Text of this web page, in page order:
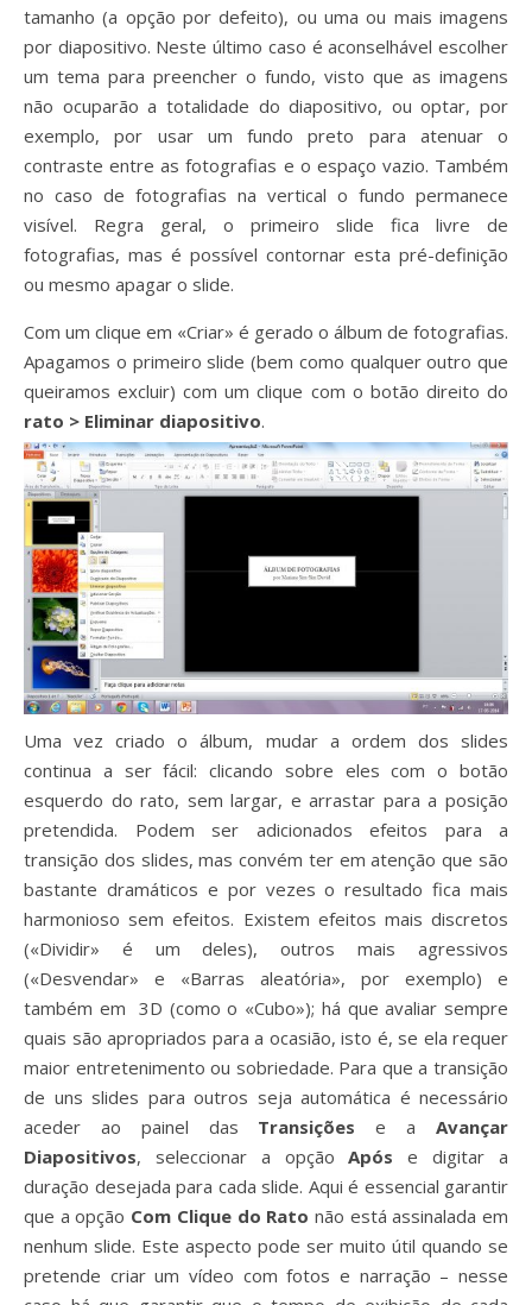
tamanho (a opção por defeito), ou uma ou mais imagens
por diapositivo. Neste último caso é aconselhável escolher
um tema para preencher o fundo, visto que as imagens
não ocuparão a totalidade do diapositivo, ou optar, por
exemplo, por usar um fundo preto para atenuar o
contraste entre as fotografias e o espaço vazio. Também
no caso de fotografias na vertical o fundo permanece
visível. Regra geral, o primeiro slide fica livre de
fotografias, mas é possível contornar esta pré-definição
ou mesmo apagar o slide.
Com um clique em «Criar» é gerado o álbum de fotografias.
Apagamos o primeiro slide (bem como qualquer outro que
queiramos excluir) com um clique com o botão direito do
rato > Eliminar diapositivo.
Uma vez criado o álbum, mudar a ordem dos slides
continua a ser fácil: clicando sobre eles com o botão
esquerdo do rato, sem largar, e arrastar para a posição
pretendida. Podem ser adicionados efeitos para a
transição dos slides, mas convém ter em atenção que são
bastante dramáticos e por vezes o resultado fica mais
harmonioso sem efeitos. Existem efeitos mais discretos
(«Dividir» é um deles), outros mais agressivos
(«Desvendar» e «Barras aleatória», por exemplo) e
também em 3D (como o «Cubo»); há que avaliar sempre
quais são apropriados para a ocasião, isto é, se ela requer
maior entretenimento ou sobriedade. Para que a transição
de uns slides para outros seja automática é necessário
aceder ao painel das Transições e aAvançar
Diapositivos, seleccionar a opçãoApós e digitar a
duração desejada para cada slide. Aqui é essencial garantir
que a opção Com Clique do Rato não está assinalada em
nenhum slide. Este aspecto pode ser muito útil quando se
pretende criar um vídeo com fotos e narração – nesse